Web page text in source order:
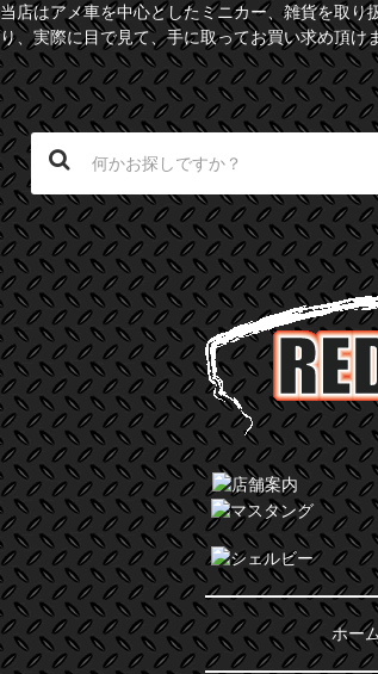
当店はアメ車を中心としたミニカー、雑貨を取
り、実際に目で見て、手に取ってお買い求め頂け
ホー